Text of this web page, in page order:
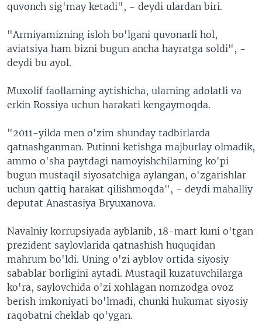
quvonch sig'may ketadi", - deydi ulardan biri.
"Armiyamizning isloh bo'lgani quvonarli hol,
aviatsiya ham bizni bugun ancha hayratga soldi", -
deydi bu ayol.
Muxolif faollarning aytishicha, ularning adolatli va
erkin Rossiya uchun harakati kengaymoqda.
"2011-yilda men o'zim shunday tadbirlarda
qatnashganman. Putinni ketishga majburlay olmadik,
ammo o'sha paytdagi namoyishchilarning ko'pi
bugun mustaqil siyosatchiga aylangan, o'zgarishlar
uchun qattiq harakat qilishmoqda", - deydi mahalliy
deputat Anastasiya Bryuxanova.
Navalniy korrupsiyada ayblanib, 18-mart kuni o'tgan
prezident saylovlarida qatnashish huquqidan
mahrum bo'ldi. Uning o'zi ayblov ortida siyosiy
sabablar borligini aytadi. Mustaqil kuzatuvchilarga
ko'ra, saylovchida o'zi xohlagan nomzodga ovoz
berish imkoniyati bo'lmadi, chunki hukumat siyosiy
raqobatni cheklab qo'ygan.